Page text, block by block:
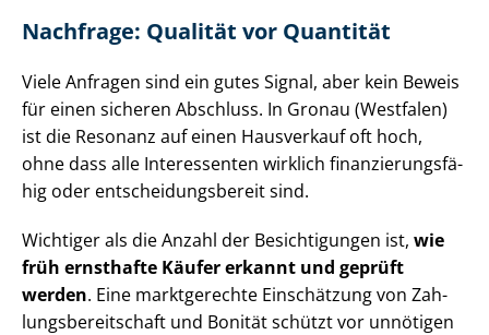
Nachfrage: Qualität vor Quantität
Viele Anfragen sind ein gutes Signal, aber kein Beweis
für einen sicheren Abschluss. In Gronau (Westfalen)
ist die Resonanz auf einen Hausverkauf oft hoch,
ohne dass alle Interessenten wirklich fi­nan­zie­rungs­fä­
hig oder ent­schei­dungs­be­reit sind.
Wichtiger als die Anzahl der Besichtigungen ist, wie
früh ernsthafte Käufer erkannt und geprüft
werden. Eine marktgerechte Einschätzung von Zah­
lungs­be­reit­schaft und Bonität schützt vor unnötigen